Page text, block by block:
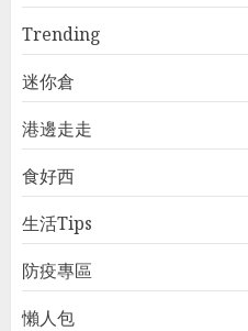
Trending
迷你倉
港邊走走
食好西
生活Tips
防疫專區
懶人包